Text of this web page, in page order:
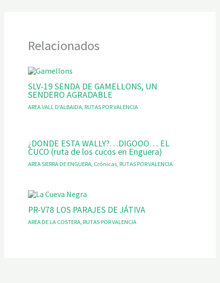
Relacionados
SLV-19 SENDA DE GAMELLONS, UN
SENDERO AGRADABLE
AREA VALL D'ALBAIDA, RUTAS POR VALENCIA
¿DONDE ESTA WALLY?…DIGOOO… EL
CUCO (ruta de los cucos en Enguera)
AREA SIERRA DE ENGUERA, Crónicas, RUTAS POR VALENCIA
PR-V78 LOS PARAJES DE JÁTIVA
AREA DE LA COSTERA, RUTAS POR VALENCIA